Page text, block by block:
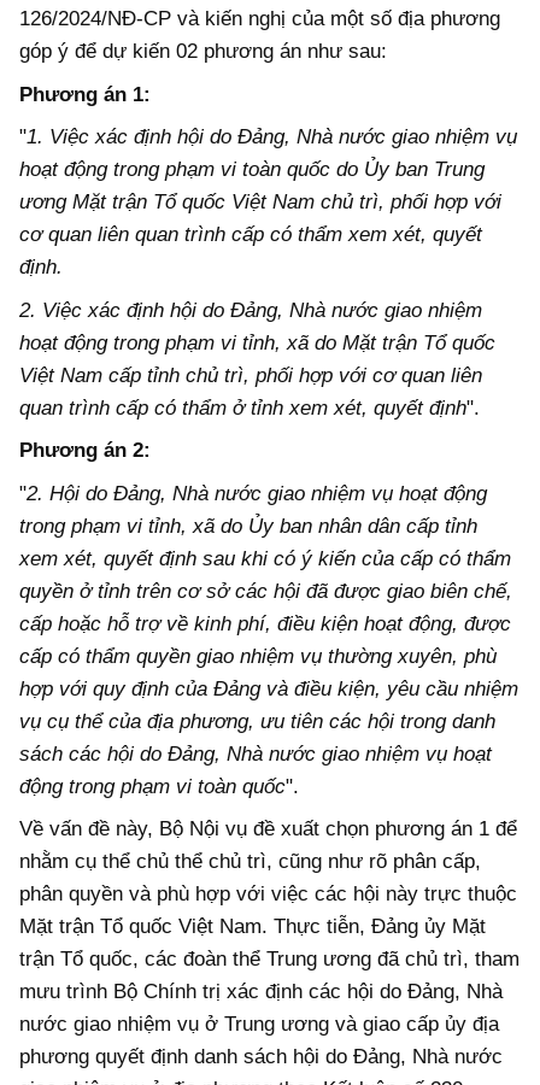
126/2024/NĐ-CP và kiến nghị của một số địa phương
góp ý để dự kiến 02 phương án như sau:
Phương án 1:
"1. Việc xác định hội do Đảng, Nhà nước giao nhiệm vụ
hoạt động trong phạm vi toàn quốc do Ủy ban Trung
ương Mặt trận Tổ quốc Việt Nam chủ trì, phối hợp với
cơ quan liên quan trình cấp có thẩm xem xét, quyết
định.
2. Việc xác định hội do Đảng, Nhà nước giao nhiệm
hoạt động trong phạm vi tỉnh, xã do Mặt trận Tổ quốc
Việt Nam cấp tỉnh chủ trì, phối hợp với cơ quan liên
quan trình cấp có thẩm ở tỉnh xem xét, quyết định".
Phương án 2:
"2. Hội do Đảng, Nhà nước giao nhiệm vụ hoạt động
trong phạm vi tỉnh, xã do Ủy ban nhân dân cấp tỉnh
xem xét, quyết định sau khi có ý kiến của cấp có thẩm
quyền ở tỉnh trên cơ sở các hội đã được giao biên chế,
cấp hoặc hỗ trợ về kinh phí, điều kiện hoạt động, được
cấp có thẩm quyền giao nhiệm vụ thường xuyên, phù
hợp với quy định của Đảng và điều kiện, yêu cầu nhiệm
vụ cụ thể của địa phương, ưu tiên các hội trong danh
sách các hội do Đảng, Nhà nước giao nhiệm vụ hoạt
động trong phạm vi toàn quốc".
Về vấn đề này, Bộ Nội vụ đề xuất chọn phương án 1 để
nhằm cụ thể chủ thể chủ trì, cũng như rõ phân cấp,
phân quyền và phù hợp với việc các hội này trực thuộc
Mặt trận Tổ quốc Việt Nam. Thực tiễn, Đảng ủy Mặt
trận Tổ quốc, các đoàn thể Trung ương đã chủ trì, tham
mưu trình Bộ Chính trị xác định các hội do Đảng, Nhà
nước giao nhiệm vụ ở Trung ương và giao cấp ủy địa
phương quyết định danh sách hội do Đảng, Nhà nước